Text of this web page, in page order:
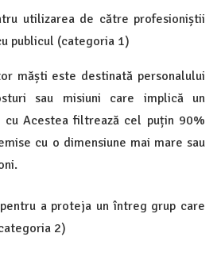
utilizarea de către profesioniștii
publicul (categoria 1)
măști este destinată personalului
sau misiuni care implică un
Acestea filtrează cel puțin 90%
cu o dimensiune mai mare sau
a proteja un întreg grup care
2)